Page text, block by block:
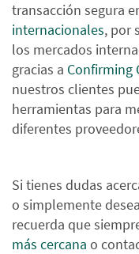
transacción segura
internacionales, por
los mercados
gracias a Confirming
nuestros clientes
herramientas para
diferentes
Si tienes dudas
o simplemente
recuerda que
más cercana o